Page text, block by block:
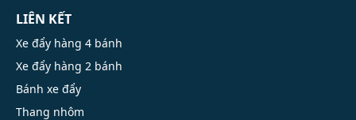
LIÊN KẾT
Xe đẩy hàng 4 bánh
Xe đẩy hàng 2 bánh
Bánh xe đẩy
Thang nhôm